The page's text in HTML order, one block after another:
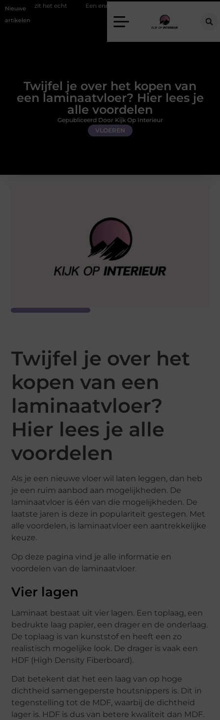
Nieuwe
artikelen
echt Een energiezuinige hanglamp kopen in Gelderland
Twijfel je over het kopen van
een laminaatvloer? Hier lees je
alle voordelen
VLOEREN
Gepubliceerd Door Kijk Op Interieur
Twijfel je over het
kopen van een
laminaatvloer?
Hier lees je alle
voordelen
Als je een nieuwe vloer wil laten leggen, dan heb
je een ruim aanbod aan mogelijkheden. De
laminaatvloer is één van die mogelijkheden. De
laatste jaren is deze in populariteit gestegen. Met
alle voordelen, is laminaatvloer een aantrekkelijke
keuze.
Op deze pagina vind je alle informatie en
voordelen van de laminaatvloer.
Vier lagen
Laminaat bestaat uit vier lagen. Een toplaag, een
bedrukte laag papier, een drager en de onderlaag.
De toplaag is van kunststof en heeft een zo
realistisch mogelijke look. De drager is vaak een
HDF (High Density Fiberboard).
Dat betekent dat het een laag van op hoge
dichtheid samengeperste houtsnippers is. Dit in
tegenstelling tot de MDF, waarbij de dichtheid
lager is. HDF is dus van betere kwaliteit dan MDF.